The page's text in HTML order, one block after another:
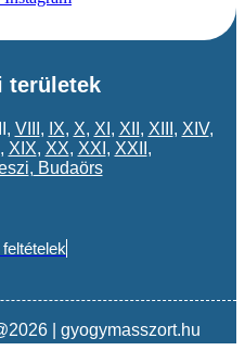
területek
VIII , IX, X, XI , XII , XIII , XIV,
, XIX, XX, XXI , XXII ,
, Budaörs
| gyogymasszort.hu